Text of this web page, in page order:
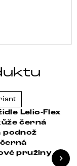
Lelio-Flex
černá
pružiny